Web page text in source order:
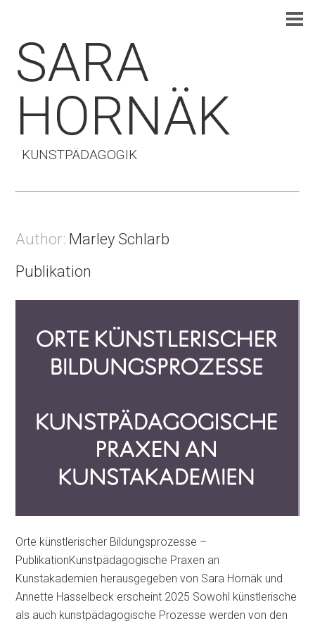
SARA
HORNÄK
KUNSTPÄDAGOGIK
Author: Marley Schlarb
Publikation
Orte künstlerischer Bildungsprozesse –
PublikationKunstpädagogische Praxen an
Kunstakademien herausgegeben von Sara Hornäk und
Annette Hasselbeck erscheint 2025 Sowohl künstlerische
als auch kunstpädagogische Prozesse werden von den